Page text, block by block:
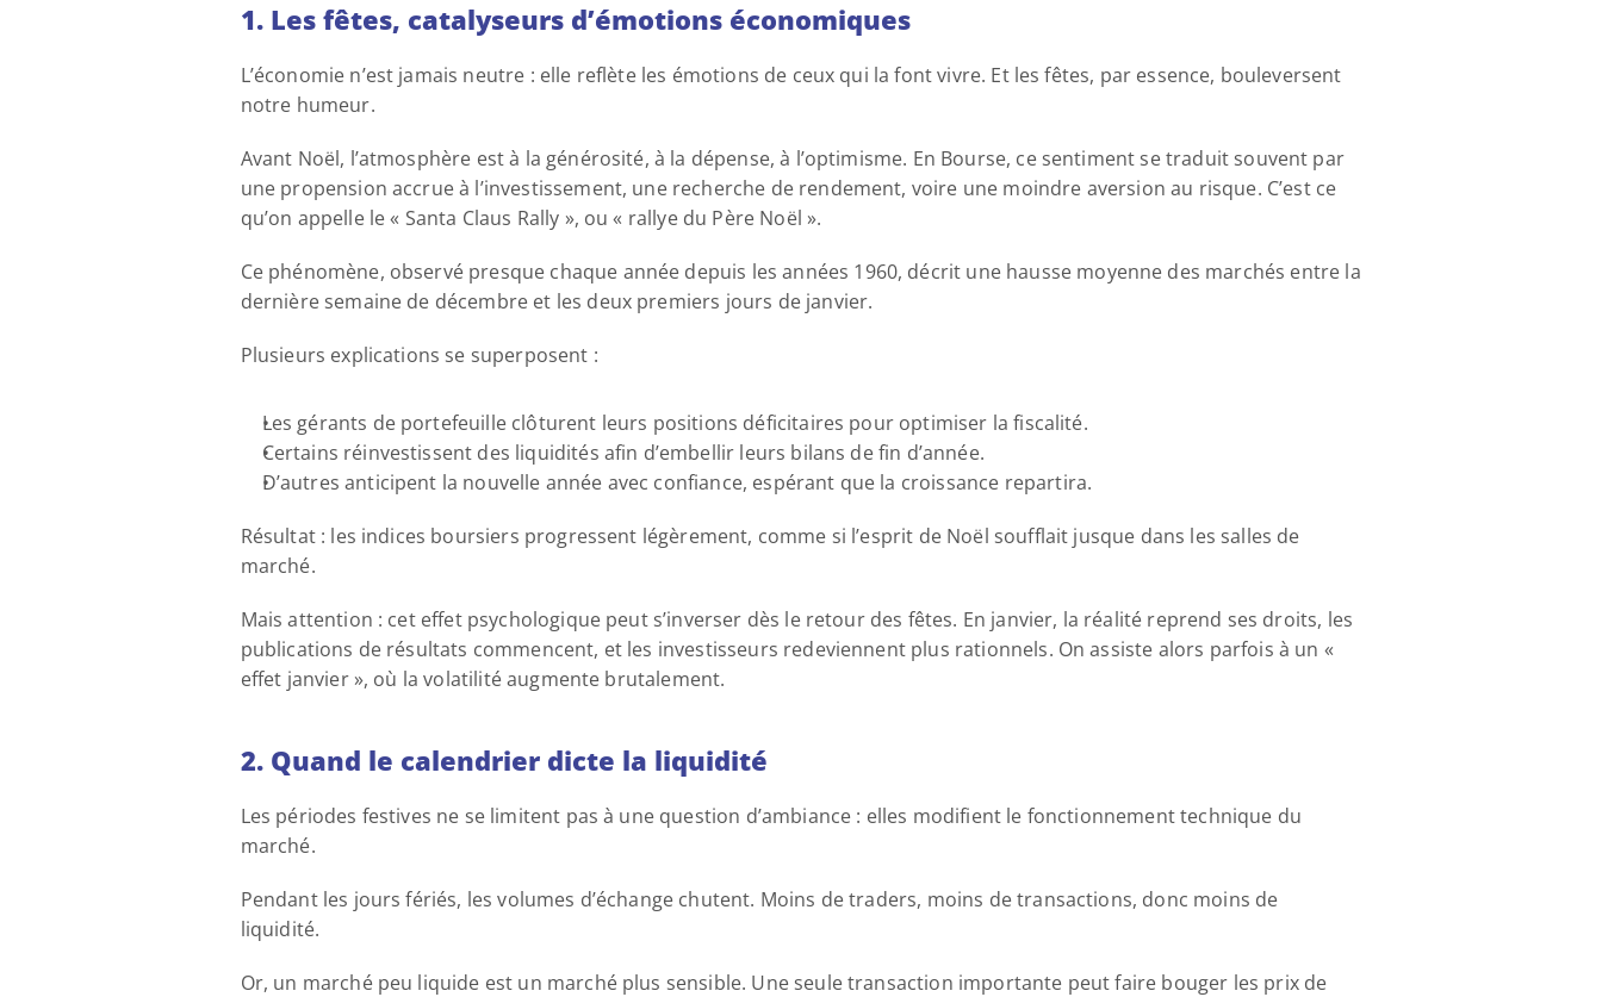
1. Les fêtes, catalyseurs d’émotions économiques
L’économie n’est jamais neutre : elle reflète les émotions de ceux qui la font vivre. Et les fêtes, par essence, bouleversent
notre humeur.
Avant Noël, l’atmosphère est à la générosité, à la dépense, à l’optimisme. En Bourse, ce sentiment se traduit souvent par
une propension accrue à l’investissement, une recherche de rendement, voire une moindre aversion au risque. C’est ce
qu’on appelle le « Santa Claus Rally », ou « rallye du Père Noël ».
Ce phénomène, observé presque chaque année depuis les années 1960, décrit une hausse moyenne des marchés entre la
dernière semaine de décembre et les deux premiers jours de janvier.
Plusieurs explications se superposent :
Les gérants de portefeuille clôturent leurs positions déficitaires pour optimiser la fiscalité.
Certains réinvestissent des liquidités afin d’embellir leurs bilans de fin d’année.
D’autres anticipent la nouvelle année avec confiance, espérant que la croissance repartira.
Résultat : les indices boursiers progressent légèrement, comme si l’esprit de Noël soufflait jusque dans les salles de
marché.
Mais attention : cet effet psychologique peut s’inverser dès le retour des fêtes. En janvier, la réalité reprend ses droits, les
publications de résultats commencent, et les investisseurs redeviennent plus rationnels. On assiste alors parfois à un «
effet janvier », où la volatilité augmente brutalement.
2. Quand le calendrier dicte la liquidité
Les périodes festives ne se limitent pas à une question d’ambiance : elles modifient le fonctionnement technique du
marché.
Pendant les jours fériés, les volumes d’échange chutent. Moins de traders, moins de transactions, donc moins de
liquidité.
Or, un marché peu liquide est un marché plus sensible. Une seule transaction importante peut faire bouger les prix de